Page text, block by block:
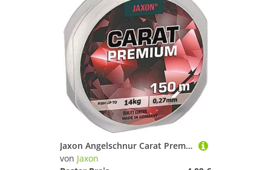
Jaxon Angelschnur Carat Premium 150m Spule 0,10mm-0,45mm Monofile (0,27mm/14kg)
von Jaxon